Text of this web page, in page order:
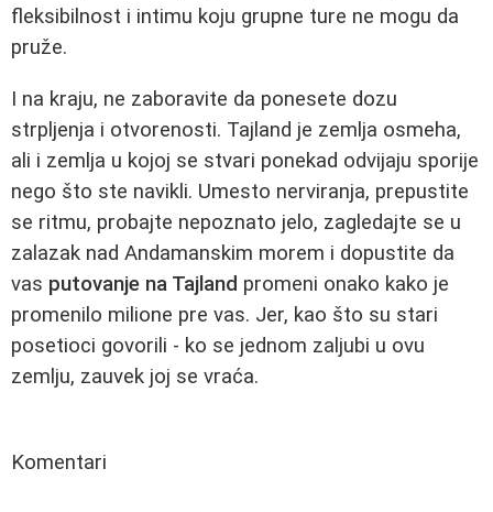
fleksibilnost i intimu koju grupne ture ne mogu da
pruže.
I na kraju, ne zaboravite da ponesete dozu
strpljenja i otvorenosti. Tajland je zemlja osmeha,
ali i zemlja u kojoj se stvari ponekad odvijaju sporije
nego što ste navikli. Umesto nerviranja, prepustite
se ritmu, probajte nepoznato jelo, zagledajte se u
zalazak nad Andamanskim morem i dopustite da
vas putovanje na Tajland promeni onako kako je
promenilo milione pre vas. Jer, kao što su stari
posetioci govorili - ko se jednom zaljubi u ovu
zemlju, zauvek joj se vraća.
Komentari